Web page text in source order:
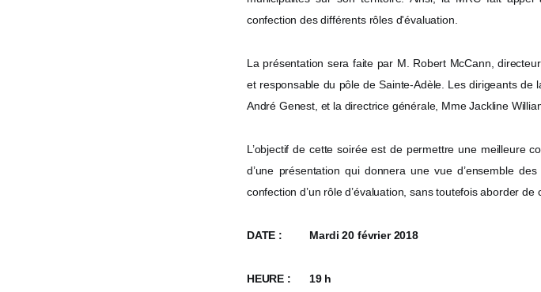
confection des différents rôles d'évaluation.
La présentation sera faite par M. Robert McCann,
et responsable du pôle de Sainte-Adèle. Les dirigeants de
André Genest, et la directrice générale, Mme Jackline
L’objectif de cette soirée est de permettre une meilleure
d’une présentation qui donnera une vue d’ensemble
confection d’un rôle d’évaluation, sans toutefois aborder de
DATE : Mardi 20 février 2018
HEURE : 19 h